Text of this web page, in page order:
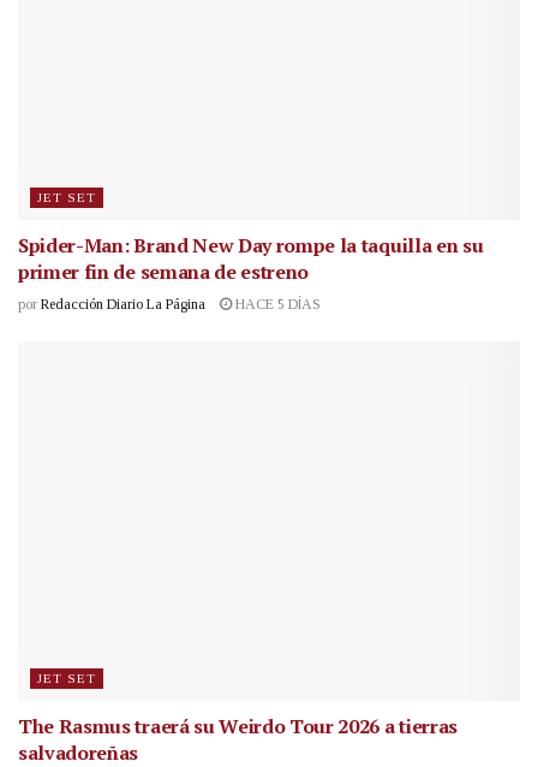
JET SET
Spider-Man: Brand New Day rompe la taquilla en su
primer fin de semana de estreno
por Redacción Diario La Página HACE 5 DÍAS
JET SET
The Rasmus traerá su Weirdo Tour 2026 a tierras
salvadoreñas